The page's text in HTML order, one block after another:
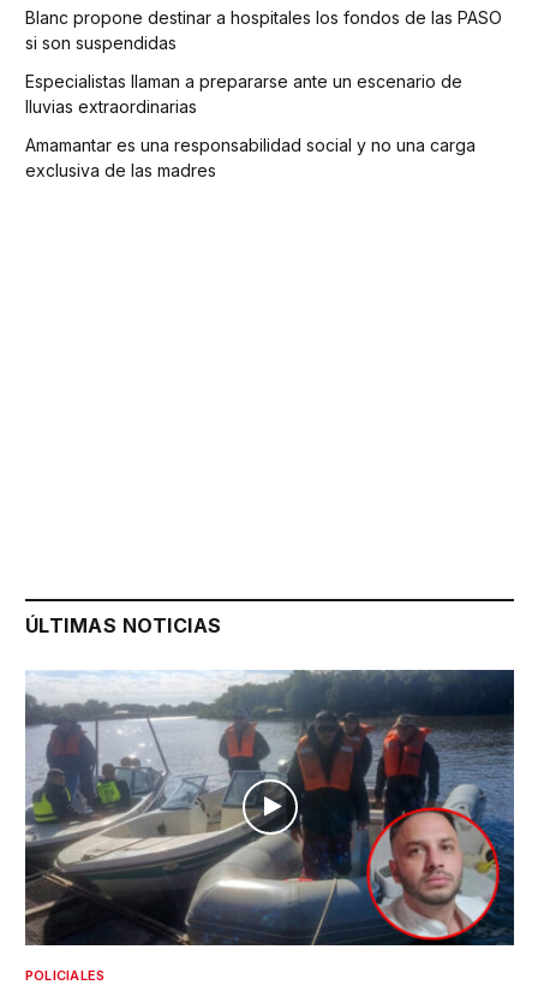
Blanc propone destinar a hospitales los fondos de las PASO
si son suspendidas
Especialistas llaman a prepararse ante un escenario de
lluvias extraordinarias
Amamantar es una responsabilidad social y no una carga
exclusiva de las madres
ÚLTIMAS NOTICIAS
POLICIALES